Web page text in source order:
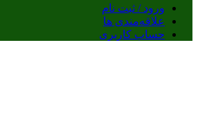
ورود / ثبت نام
علاقه‌مندی ها
حساب کاربری